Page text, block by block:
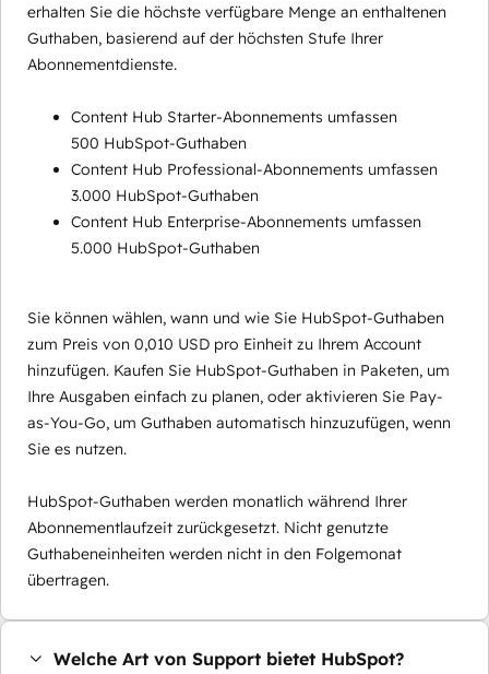
erhalten Sie die höchste verfügbare Menge an enthaltenen
Guthaben, basierend auf der höchsten Stufe Ihrer
Abonnementdienste.
Content Hub Starter-Abonnements umfassen
500 HubSpot-Guthaben
Content Hub Professional-Abonnements umfassen
3.000 HubSpot-Guthaben
Content Hub Enterprise-Abonnements umfassen
5.000 HubSpot-Guthaben
Sie können wählen, wann und wie Sie HubSpot-Guthaben
zum Preis von 0,010 USD pro Einheit zu Ihrem Account
hinzufügen. Kaufen Sie HubSpot-Guthaben in Paketen, um
Ihre Ausgaben einfach zu planen, oder aktivieren Sie Pay-
as-You-Go, um Guthaben automatisch hinzuzufügen, wenn
Sie es nutzen.
HubSpot-Guthaben werden monatlich während Ihrer
Abonnementlaufzeit zurückgesetzt. Nicht genutzte
Guthabeneinheiten werden nicht in den Folgemonat
übertragen.
Welche Art von Support bietet HubSpot?